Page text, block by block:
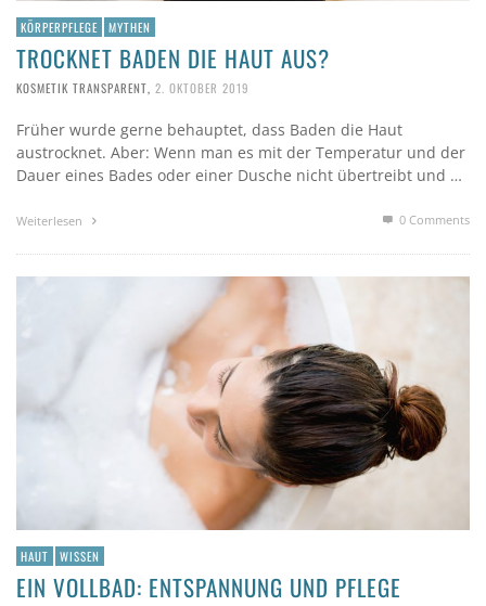
KÖRPERPFLEGE MYTHEN
TROCKNET BADEN DIE HAUT AUS?
KOSMETIK TRANSPARENT, 2. OKTOBER 2019
Früher wurde gerne behauptet, dass Baden die Haut
austrocknet. Aber: Wenn man es mit der Temperatur und der
Dauer eines Bades oder einer Dusche nicht übertreibt und …
Weiterlesen 0 Comments
HAUT WISSEN
EIN VOLLBAD: ENTSPANNUNG UND PFLEGE